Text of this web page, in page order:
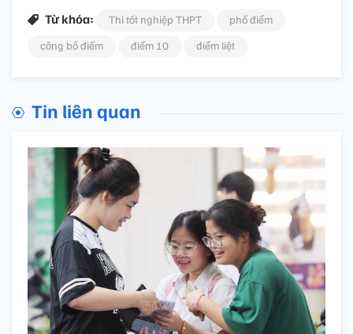
Từ khóa: Thi tốt nghiệp THPT
phổ điểm
công bố điểm
điểm 10 điểm liệt
Tin liên quan